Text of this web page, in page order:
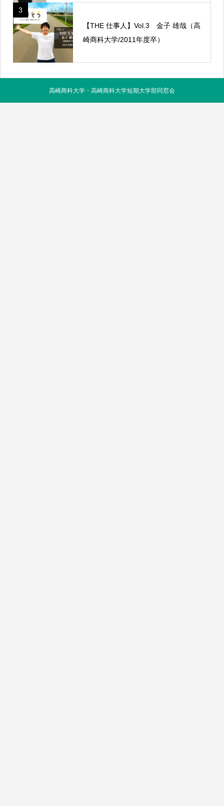
3
【THE 仕事人】Vol.3 金子 雄哉（高
崎商科大学/2011年度卒）
高崎商科大学・高崎商科大学短期大学部同窓会